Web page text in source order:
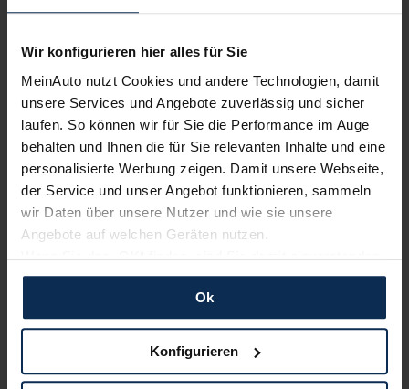
Wir konfigurieren hier alles für Sie
MeinAuto nutzt Cookies und andere Technologien, damit
unsere Services und Angebote zuverlässig und sicher
laufen. So können wir für Sie die Performance im Auge
behalten und Ihnen die für Sie relevanten Inhalte und eine
personalisierte Werbung zeigen. Damit unsere Webseite,
der Service und unser Angebot funktionieren, sammeln
wir Daten über unsere Nutzer und wie sie unsere
Angebote auf welchen Geräten nutzen.
Wenn Sie das „OK“ finden, sind Sie damit einverstanden
und erlauben uns Cookies für unseren Service zu
verwenden und diese Daten an Dritte weiterzugeben,
etwa an unsere Marketingpartner. Falls Sie dem nicht
zustimmen möchten, beschränken wir uns auf die
Ok
Konfigurieren
Alle Zahlungsarten:Barkauf, Finanzierung, Leasing
Keine Kosten:Unser Service ist für dich 100%
kostenfrei
Wir sind stolz auf eine hohe
MeinAuto.de hat langjährige Erfahrungen auf dem